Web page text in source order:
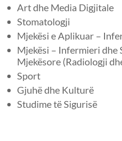
Art dhe Media Digjitale
Stomatologji
Mjekësi e Aplikuar –
Mjekësi – Infermieri dhe
Mjekësore (Radiologji
Sport
Gjuhë dhe Kulturë
Studime të Sigurisë